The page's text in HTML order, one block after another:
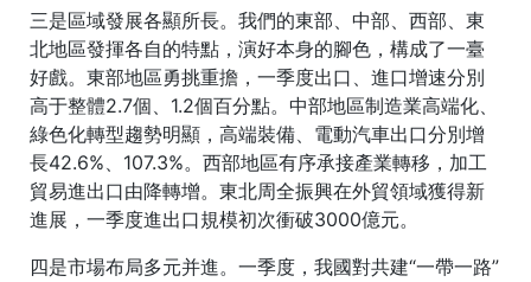
三是區域發展各顯所長。我們的東部、中部、西部、東
北地區發揮各自的特點，演好本身的腳色，構成了一臺
好戲。東部地區勇挑重擔，一季度出口、進口增速分別
高于整體2.7個、1.2個百分點。中部地區制造業高端化、
綠色化轉型趨勢明顯，高端裝備、電動汽車出口分別增
長42.6%、107.3%。西部地區有序承接產業轉移，加工
貿易進出口由降轉增。東北周全振興在外貿領域獲得新
進展，一季度進出口規模初次衝破3000億元。
四是市場布局多元并進。一季度，我國對共建“一帶一路”